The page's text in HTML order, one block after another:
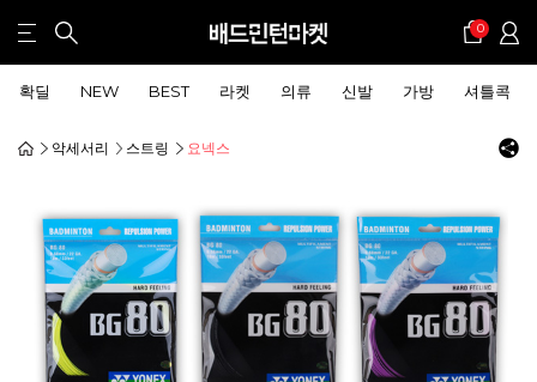
0
확딜 NEW BEST 라켓 의류 신발 가방 셔틀콕
악세서리 스트링 요넥스